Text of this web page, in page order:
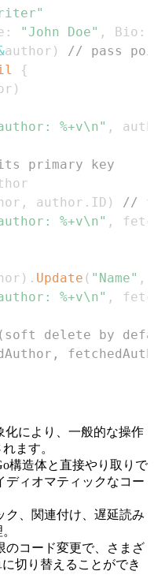
: "John Doe" , Bio :
author )
// pass
{
)
%+v\n" ,
primary key
, author . ID )
//
%+v\n" ,
) . Update ( "Name" ,
%+v\n" ,
delete by
化により、一般的な操作
ます。
構造体と直接やり取りで
ディオマティックなコー
ク、関連付け、遅延読み
のコード変更で、さまざ
切り替えることができ